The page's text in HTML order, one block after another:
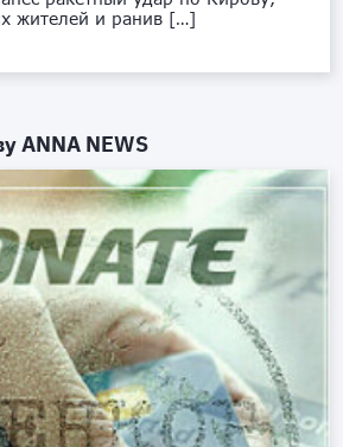
жителей и ранив […]
ANNA NEWS